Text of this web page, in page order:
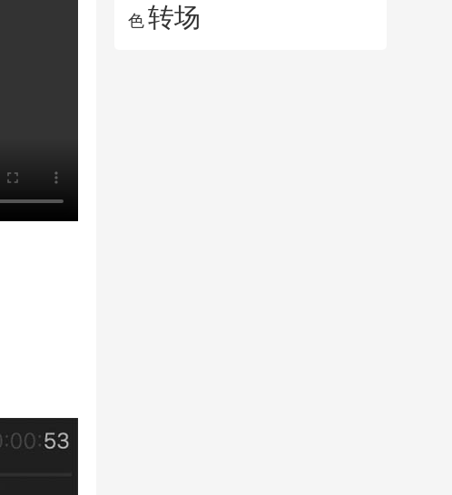
色转场